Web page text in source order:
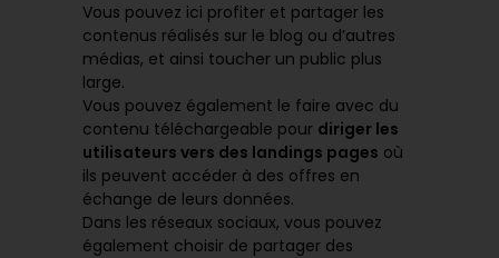
Vous pouvez ici profiter et partager les
contenus réalisés sur le blog ou d’autres
médias, et ainsi toucher un public plus
large.
Vous pouvez également le faire avec du
contenu téléchargeable pour diriger les
utilisateurs vers des landings pages où
ils peuvent accéder à des offres en
échange de leurs données.
Dans les réseaux sociaux, vous pouvez
également choisir de partager des